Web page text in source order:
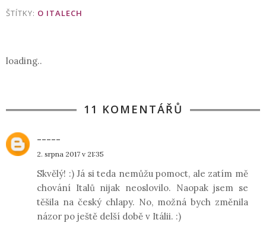
ŠTÍTKY: O ITALECH
loading..
11 KOMENTÁŘŮ
-----
2. srpna 2017 v 21:35
Skvělý! :) Já si teda nemůžu pomoct, ale zatím mě
chování Italů nijak neoslovilo. Naopak jsem se
těšila na český chlapy. No, možná bych změnila
názor po ještě delší době v Itálii. :)